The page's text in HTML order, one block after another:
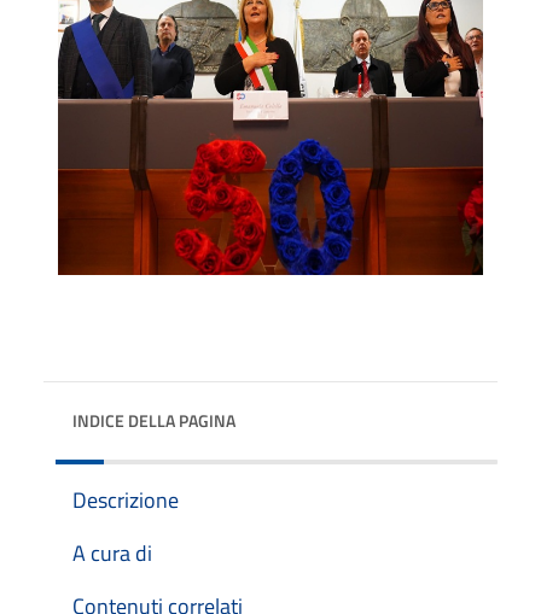
INDICE DELLA PAGINA
Descrizione
A cura di
Contenuti correlati